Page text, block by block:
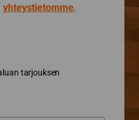
yhteystietomme.
tarjouksen